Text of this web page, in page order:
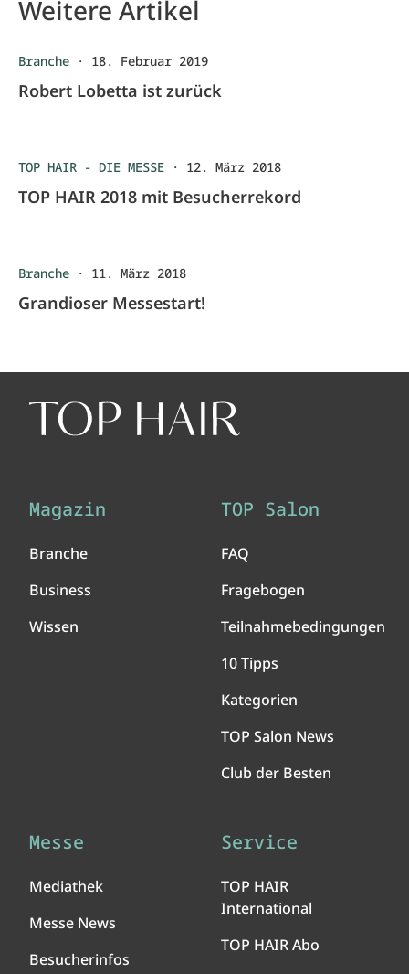
Weitere Artikel
Branche · 18. Februar 2019
Robert Lobetta ist zurück
TOP HAIR - DIE MESSE · 12. März 2018
TOP HAIR 2018 mit Besucherrekord
Branche · 11. März 2018
Grandioser Messestart!
Magazin
Branche
Business
Wissen
TOP Salon
FAQ
Fragebogen
Teilnahmebedingungen
10 Tipps
Kategorien
TOP Salon News
Club der Besten
Messe
Mediathek
Messe News
Besucherinfos
Service
TOP HAIR
International
TOP HAIR Abo